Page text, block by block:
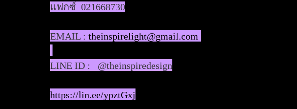
แฟกซ์ 021668730
EMAIL : theinspirelight@gmail.com
LINE ID : @theinspiredesign
https://lin.ee/ypztGxj